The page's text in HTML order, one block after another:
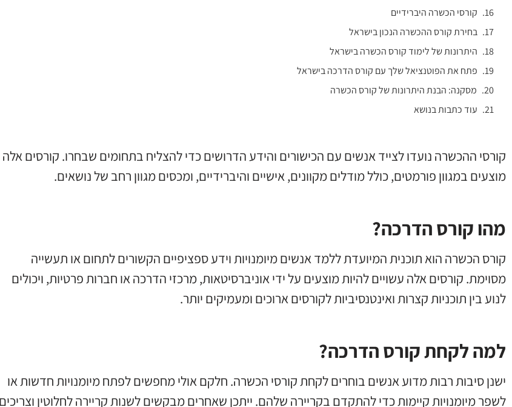
קורסי הכשרה היברידיים
בחירת קורס ההכשרה הנכון בישראל
היתרונות של לימוד קורס הכשרה בישראל
פתח את הפוטנציאל שלך עם קורס הדרכה בישראל
מסקנה: הבנת היתרונות של קורס הכשרה
עוד כתבות בנושא
קורסי ההכשרה נועדו לצייד אנשים עם הכישורים והידע הדרושים כדי להצליח בתחומים שבחרו. קורסים אלה
מוצעים במגוון פורמטים, כולל מודלים מקוונים, אישיים והיברידיים, ומכסים מגוון רחב של נושאים.
מהו קורס הדרכה?
קורס הכשרה הוא תוכנית המיועדת ללמד אנשים מיומנויות וידע ספציפיים הקשורים לתחום או תעשייה
מסוימת. קורסים אלה עשויים להיות מוצעים על ידי אוניברסיטאות, מרכזי הדרכה או חברות פרטיות, ויכולים
לנוע בין תוכניות קצרות ואינטנסיביות לקורסים ארוכים ומעמיקים יותר.
למה לקחת קורס הדרכה?
ישנן סיבות רבות מדוע אנשים בוחרים לקחת קורסי הכשרה. חלקם אולי מחפשים לפתח מיומנויות חדשות או
לשפר מיומנויות קיימות כדי להתקדם בקריירה שלהם. ייתכן שאחרים מבקשים לשנות קריירה לחלוטין וצריכים